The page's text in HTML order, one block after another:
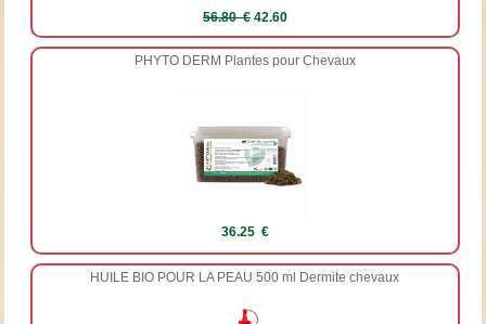
56.80 €42.60
PHYTO DERM Plantes pour Chevaux
36.25 €
HUILE BIO POUR LA PEAU 500 ml Dermite chevaux